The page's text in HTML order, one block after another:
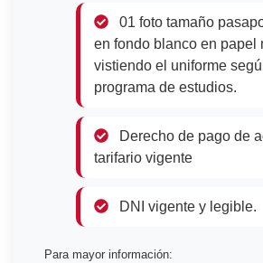
01 foto tamaño
en fondo blanco en papel
vistiendo el uniforme
programa de estudios.
Derecho de pago de
tarifario vigente
DNI vigente y legible.
Para mayor información: